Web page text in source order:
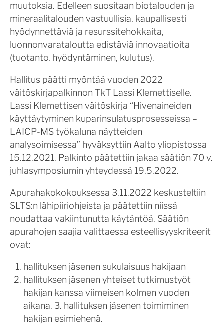
muutoksia. Edelleen suositaan biotalouden ja
mineraalitalouden vastuullisia, kaupallisesti
hyödynnettäviä ja resurssitehokkaita,
luonnonvarataloutta edistäviä innovaatioita
(tuotanto, hyödyntäminen, kulutus).
Hallitus päätti myöntää vuoden 2022
väitöskirjapalkinnon TkT Lassi Klemettiselle.
Lassi Klemettisen väitöskirja “Hivenaineiden
käyttäytyminen kuparinsulatusprosesseissa –
LAICP-MS työkaluna näytteiden
analysoimisessa” hyväksyttiin Aalto yliopistossa
15.12.2021. Palkinto päätettiin jakaa säätiön 70 v.
juhlasymposiumin yhteydessä 19.5.2022.
Apurahakokokouksessa 3.11.2022 keskusteltiin
SLTS:n lähipiiriohjeista ja päätettiin niissä
noudattaa vakiintunutta käytäntöä. Säätiön
apurahojen saajia valittaessa esteellisyyskriteerit
ovat:
hallituksen jäsenen sukulaisuus hakijaan
hallituksen jäsenen yhteiset tutkimustyöt
hakijan kanssa viimeisen kolmen vuoden
aikana. 3. hallituksen jäsenen toimiminen
hakijan esimiehenä.